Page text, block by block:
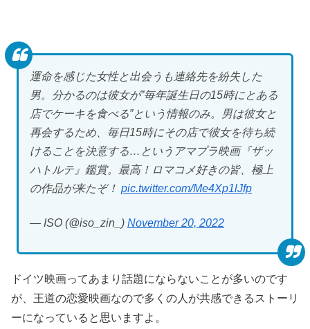
運命を感じた女性と出会うも連絡先を紛失した
男。分かるのは彼女が”毎年誕生日の15時にとある
店でケーキを食べる”という情報のみ。男は彼女と
再会するため、毎日15時にその店で彼女を待ち続
けることを決意する…というアマプラ映画『ザッ
ハトルテ』鑑賞。最高！ロマコメ好きの皆、極上
の作品が来たぞ！ pic.twitter.com/Me4Xp1lJfp
— ISO (@iso_zin_) November 20, 2022
ドイツ映画ってあまり話題にならないことが多いのです
が、王道の恋愛映画なので多くの人が共感できるストーリ
ーになっていると思いますよ。